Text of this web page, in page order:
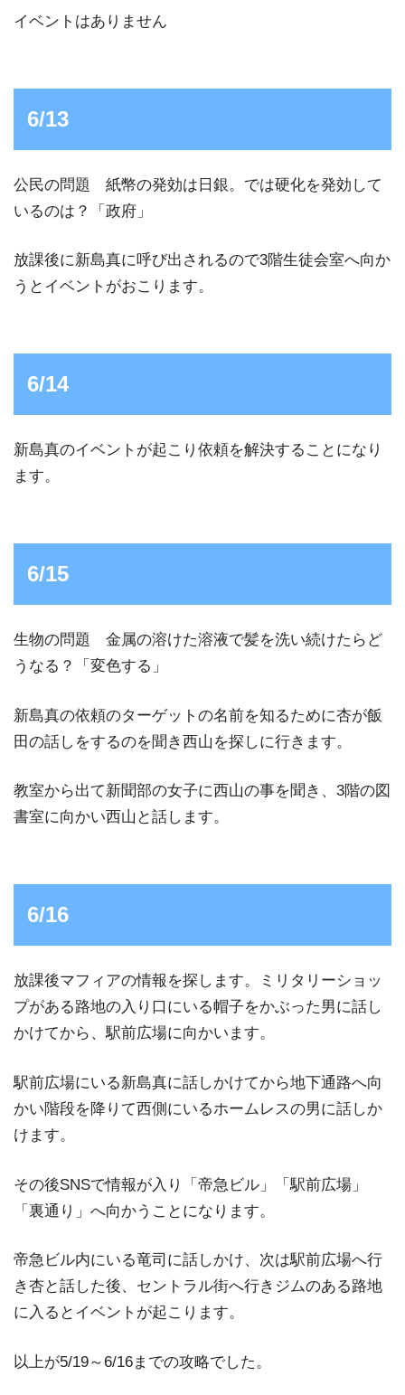
イベントはありません
6/13
公民の問題 紙幣の発効は日銀。では硬化を発効して
いるのは？「政府」
放課後に新島真に呼び出されるので3階生徒会室へ向か
うとイベントがおこります。
6/14
新島真のイベントが起こり依頼を解決することになり
ます。
6/15
生物の問題 金属の溶けた溶液で髪を洗い続けたらど
うなる？「変色する」
新島真の依頼のターゲットの名前を知るために杏が飯
田の話しをするのを聞き西山を探しに行きます。
教室から出て新聞部の女子に西山の事を聞き、3階の図
書室に向かい西山と話します。
6/16
放課後マフィアの情報を探します。ミリタリーショッ
プがある路地の入り口にいる帽子をかぶった男に話し
かけてから、駅前広場に向かいます。
駅前広場にいる新島真に話しかけてから地下通路へ向
かい階段を降りて西側にいるホームレスの男に話しか
けます。
その後SNSで情報が入り「帝急ビル」「駅前広場」
「裏通り」へ向かうことになります。
帝急ビル内にいる竜司に話しかけ、次は駅前広場へ行
き杏と話した後、セントラル街へ行きジムのある路地
に入るとイベントが起こります。
以上が5/19～6/16までの攻略でした。